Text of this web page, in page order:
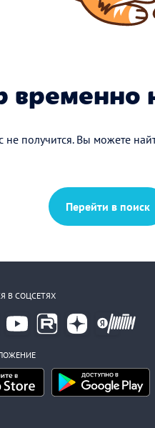
временно
не получится. Вы можете
Перейти в поиск
В СОЦСЕТЯХ